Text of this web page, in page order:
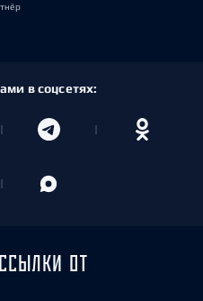
в соцсетях:
ОТ